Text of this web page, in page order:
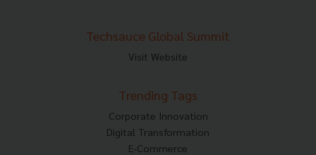
Techsauce Global Summit
Visit Website
Trending Tags
Corporate Innovation
Digital Transformation
E-Commerce